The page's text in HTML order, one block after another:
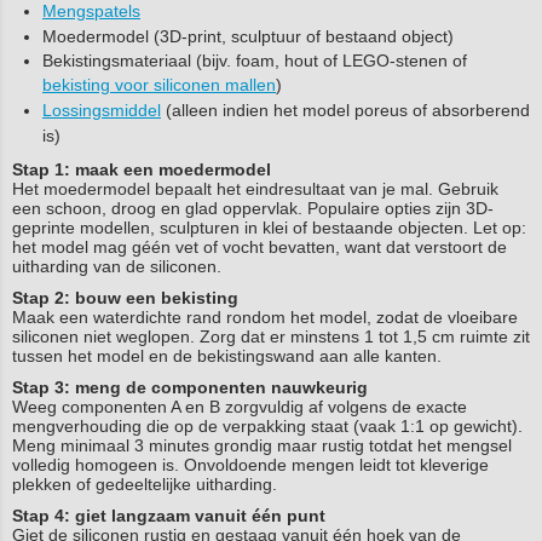
Mengspatels
Moedermodel (3D-print, sculptuur of bestaand object)
Bekistingsmateriaal (bijv. foam, hout of LEGO-stenen of
bekisting voor siliconen mallen)
Lossingsmiddel (alleen indien het model poreus of absorberend
is)
Stap 1: maak een moedermodel
Het moedermodel bepaalt het eindresultaat van je mal. Gebruik
een schoon, droog en glad oppervlak. Populaire opties zijn 3D-
geprinte modellen, sculpturen in klei of bestaande objecten. Let op:
het model mag géén vet of vocht bevatten, want dat verstoort de
uitharding van de siliconen.
Stap 2: bouw een bekisting
Maak een waterdichte rand rondom het model, zodat de vloeibare
siliconen niet weglopen. Zorg dat er minstens 1 tot 1,5 cm ruimte zit
tussen het model en de bekistingswand aan alle kanten.
Stap 3: meng de componenten nauwkeurig
Weeg componenten A en B zorgvuldig af volgens de exacte
mengverhouding die op de verpakking staat (vaak 1:1 op gewicht).
Meng minimaal 3 minutes grondig maar rustig totdat het mengsel
volledig homogeen is. Onvoldoende mengen leidt tot kleverige
plekken of gedeeltelijke uitharding.
Stap 4: giet langzaam vanuit één punt
Giet de siliconen rustig en gestaag vanuit één hoek van de